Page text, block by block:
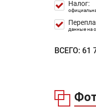
Длина:
Ширина:
Масса:
Налог:
данные на
ВСЕГО: 61